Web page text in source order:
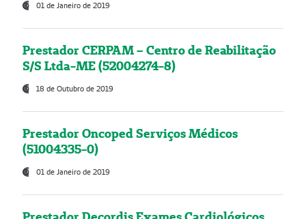
01 de Janeiro de 2019
Prestador CERPAM – Centro de Reabilitação
S/S Ltda-ME (52004274-8)
18 de Outubro de 2019
Prestador Oncoped Serviços Médicos
(51004335-0)
01 de Janeiro de 2019